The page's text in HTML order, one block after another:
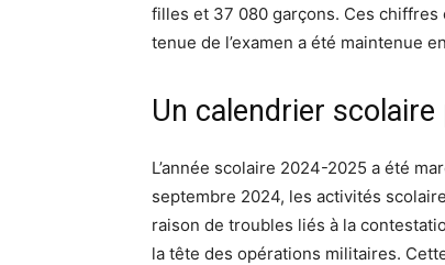
filles et 37 080 garçons. Ces
tenue de l’examen a été maintenue
Un calendrier
L’année scolaire 2024-2025 a été
septembre 2024, les activités
raison de troubles liés à la
la tête des opérations militaires.